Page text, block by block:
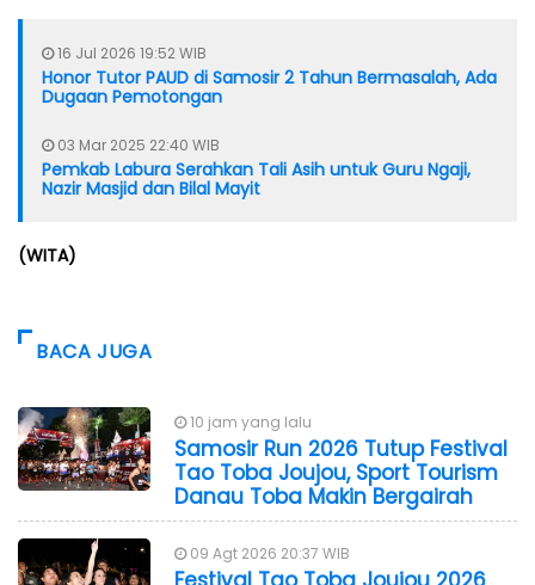
16 Jul 2026 19:52 WIB
Honor Tutor PAUD di Samosir 2 Tahun Bermasalah, Ada
Dugaan Pemotongan
03 Mar 2025 22:40 WIB
Pemkab Labura Serahkan Tali Asih untuk Guru Ngaji,
Nazir Masjid dan Bilal Mayit
(WITA)
BACA JUGA
10 jam yang lalu
Samosir Run 2026 Tutup Festival
Tao Toba Joujou, Sport Tourism
Danau Toba Makin Bergairah
09 Agt 2026 20:37 WIB